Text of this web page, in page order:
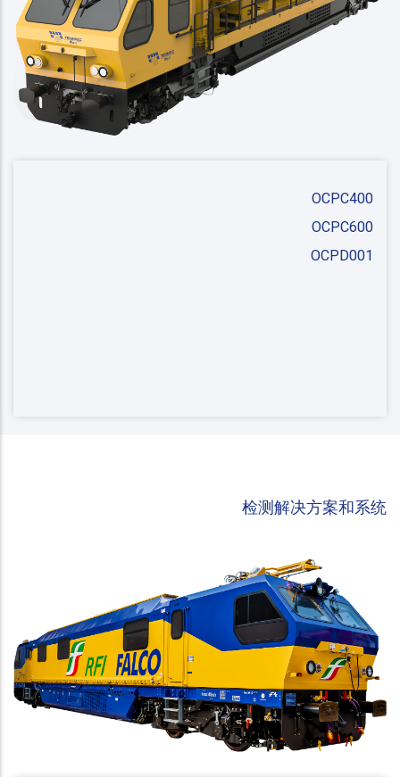
OCPC400
OCPC600
OCPD001
检测解决方案和系统